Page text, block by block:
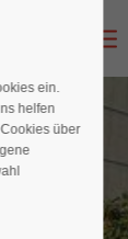
ein.
helfen
über